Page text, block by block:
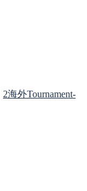
2海外Tournament-